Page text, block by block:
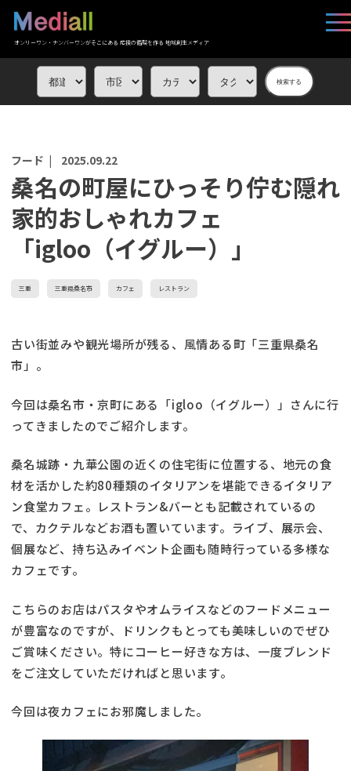
オンリーワン・ナンバーワンがそこにある 応援の循環を作る 地域創生メディア
検索する
フード | 2025.09.22
桑名の町屋にひっそり佇む隠れ
家的おしゃれカフェ
「igloo（イグルー）」
三重 三重県桑名市 カフェ レストラン
古い街並みや観光場所が残る、風情ある町「三重県桑名
市」。
今回は桑名市・京町にある「igloo（イグルー）」さんに行
ってきましたのでご紹介します。
桑名城跡・九華公園の近くの住宅街に位置する、地元の食
材を活かした約80種類のイタリアンを堪能できるイタリア
ン食堂カフェ。レストラン&バーとも記載されているの
で、カクテルなどお酒も置いています。ライブ、展示会、
個展など、持ち込みイベント企画も随時行っている多様な
カフェです。
こちらのお店はパスタやオムライスなどのフードメニュー
が豊富なのですが、ドリンクもとっても美味しいのでぜひ
ご賞味ください。特にコーヒー好きな方は、一度ブレンド
をご注文していただければと思います。
今回は夜カフェにお邪魔しました。